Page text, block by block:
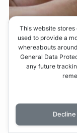
手前のボタン
ました。
This website stores
used to provide a
whereabouts
General Data
any future
Decline